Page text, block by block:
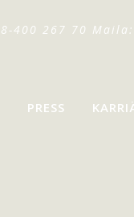
400 267 70 Maila:
PRESS